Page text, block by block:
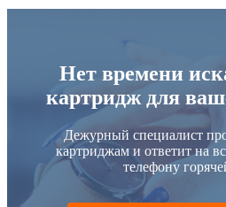
Нет времени
картридж для
Дежурный специалист
картриджам и ответит на
телефону